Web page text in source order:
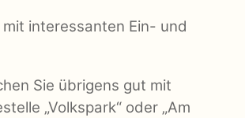
interessanten Ein- und
Sie übrigens gut mit
„Volkspark“ oder „Am